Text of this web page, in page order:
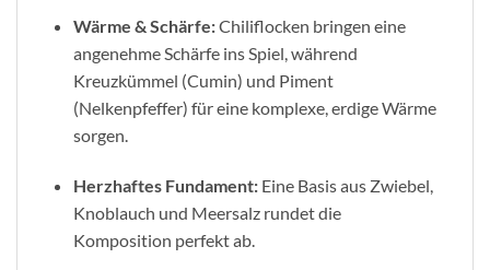
Wärme & Schärfe:Chiliflocken bringen eine
angenehme Schärfe ins Spiel, während
Kreuzkümmel (Cumin) und Piment
(Nelkenpfeffer) für eine komplexe, erdige Wärme
sorgen.
Herzhaftes Fundament:Eine Basis aus Zwiebel,
Knoblauch und Meersalz rundet die
Komposition perfekt ab.